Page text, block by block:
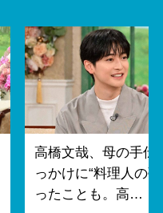
高橋文哉、母の手伝
っかけに“料理人の
ったことも。高…